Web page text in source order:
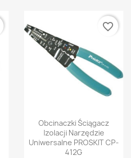
Obcinaczki Ściągacz
Izolacji Narzędzie
Uniwersalne PROSKIT CP-
412G
favorite_border